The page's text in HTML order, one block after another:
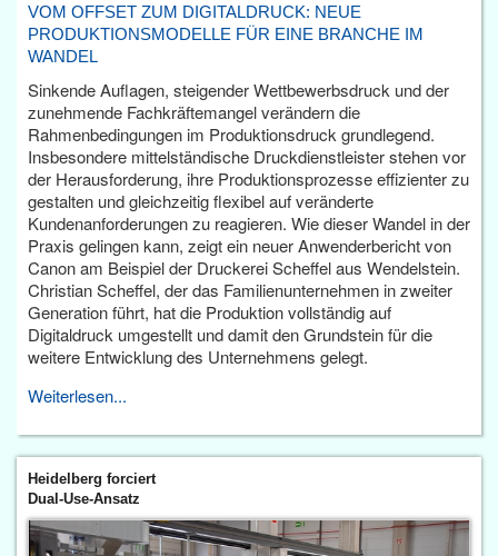
VOM OFFSET ZUM DIGITALDRUCK: NEUE
PRODUKTIONSMODELLE FÜR EINE BRANCHE IM
WANDEL
Sinkende Auflagen, steigender Wettbewerbsdruck und der
zunehmende Fachkräftemangel verändern die
Rahmenbedingungen im Produktionsdruck grundlegend.
Insbesondere mittelständische Druckdienstleister stehen vor
der Herausforderung, ihre Produktionsprozesse effizienter zu
gestalten und gleichzeitig flexibel auf veränderte
Kundenanforderungen zu reagieren. Wie dieser Wandel in der
Praxis gelingen kann, zeigt ein neuer Anwenderbericht von
Canon am Beispiel der Druckerei Scheffel aus Wendelstein.
Christian Scheffel, der das Familienunternehmen in zweiter
Generation führt, hat die Produktion vollständig auf
Digitaldruck umgestellt und damit den Grundstein für die
weitere Entwicklung des Unternehmens gelegt.
Weiterlesen...
Heidelberg forciert
Dual-Use-Ansatz